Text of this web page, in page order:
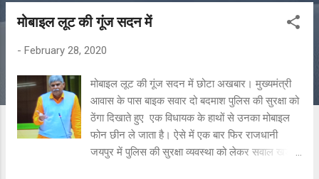
o
मोबाइल लूट की गूंज सदन में
- February 28, 2020
मोबाइल लूट की गूंज सदन में छोटा अखबार। मुख्यमंत्री
आवास के पास बाइक सवार दो बदमाश पुलिस की सुरक्षा को
ठेंगा दिखाते हुए एक विधायक के हाथों से उनका मोबाइल
फोन छीन ले जाता है। ऐसे में एक बार फिर राजधानी
जयपुर में पुलिस की सुरक्षा व्यवस्था को लेकर सवाल खड़े हो